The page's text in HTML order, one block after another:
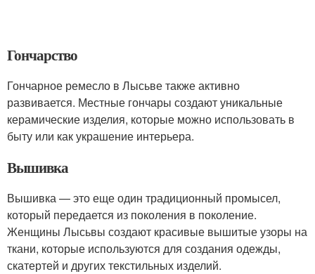
Гончарство
Гончарное ремесло в Лысьве также активно
развивается. Местные гончары создают уникальные
керамические изделия, которые можно использовать в
быту или как украшение интерьера.
Вышивка
Вышивка — это еще один традиционный промысел,
который передается из поколения в поколение.
Женщины Лысьвы создают красивые вышитые узоры на
ткани, которые используются для создания одежды,
скатертей и других текстильных изделий.